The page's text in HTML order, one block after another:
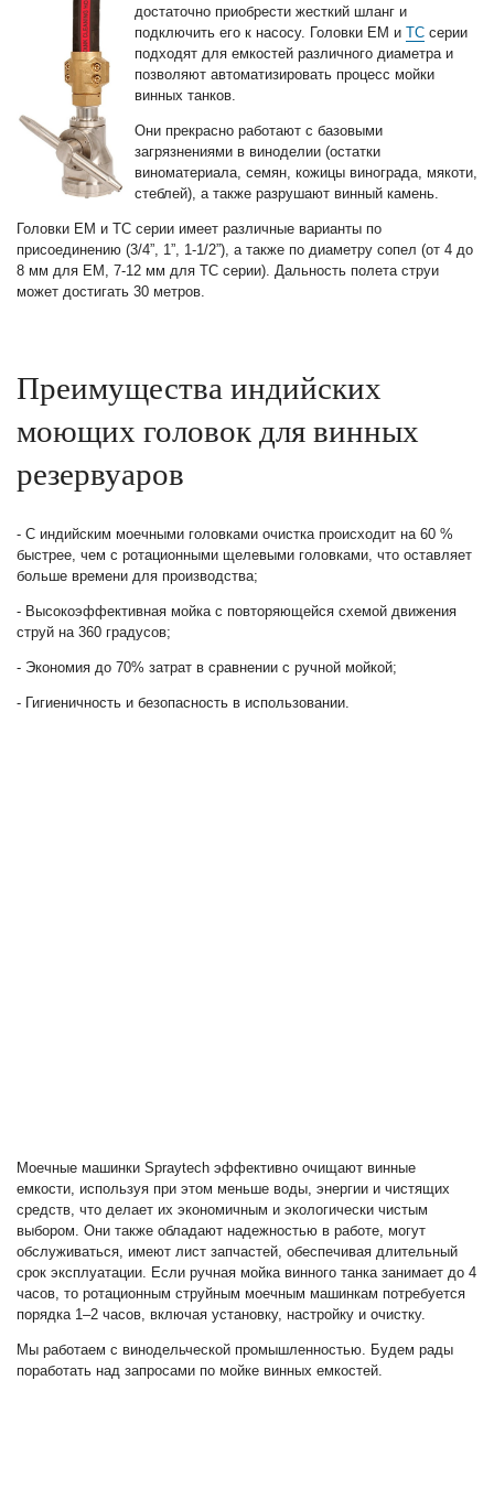
достаточно приобрести жесткий шланг и
подключить его к насосу. Головки EM и TC серии
подходят для емкостей различного диаметра и
позволяют автоматизировать процесс мойки
винных танков.
Они прекрасно работают с базовыми
загрязнениями в виноделии (остатки
виноматериала, семян, кожицы винограда, мякоти,
стеблей), а также разрушают винный камень.
Головки EM и TC серии имеет различные варианты по
присоединению (3/4”, 1”, 1-1/2”), а также по диаметру сопел (от 4 до
8 мм для EM, 7-12 мм для ТС серии). Дальность полета струи
может достигать 30 метров.
Преимущества индийских
моющих головок для винных
резервуаров
- С индийским моечными головками очистка происходит на 60 %
быстрее, чем с ротационными щелевыми головками, что оставляет
больше времени для производства;
- Высокоэффективная мойка с повторяющейся схемой движения
струй на 360 градусов;
- Экономия до 70% затрат в сравнении с ручной мойкой;
- Гигиеничность и безопасность в использовании.
Моечные машинки Spraytech эффективно очищают винные
емкости, используя при этом меньше воды, энергии и чистящих
средств, что делает их экономичным и экологически чистым
выбором. Они также обладают надежностью в работе, могут
обслуживаться, имеют лист запчастей, обеспечивая длительный
срок эксплуатации. Если ручная мойка винного танка занимает до 4
часов, то ротационным струйным моечным машинкам потребуется
порядка 1–2 часов, включая установку, настройку и очистку.
Мы работаем с винодельческой промышленностью. Будем рады
поработать над запросами по мойке винных емкостей.